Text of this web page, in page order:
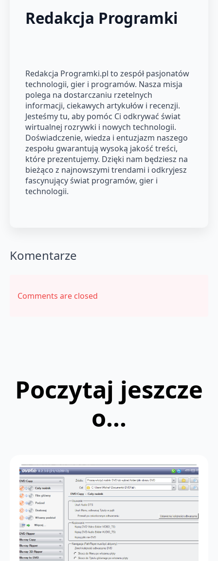
Redakcja Programki
Redakcja Programki.pl to zespół pasjonatów
technologii, gier i programów. Nasza misja
polega na dostarczaniu rzetelnych
informacji, ciekawych artykułów i recenzji.
Jesteśmy tu, aby pomóc Ci odkrywać świat
wirtualnej rozrywki i nowych technologii.
Doświadczenie, wiedza i entuzjazm naszego
zespołu gwarantują wysoką jakość treści,
które prezentujemy. Dzięki nam będziesz na
bieżąco z najnowszymi trendami i odkryjesz
fascynujący świat programów, gier i
technologii.
Komentarze
Comments are closed
Poczytaj jeszcze
o...